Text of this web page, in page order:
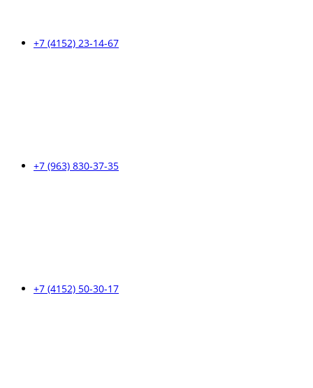
+7 (4152) 23-14-67
+7 (963) 830-37-35
+7 (4152) 50-30-17